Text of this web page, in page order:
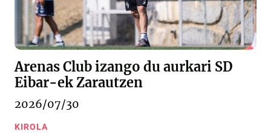
Arenas Club izango du aurkari SD
Eibar-ek Zarautzen
2026/07/30
KIROLA